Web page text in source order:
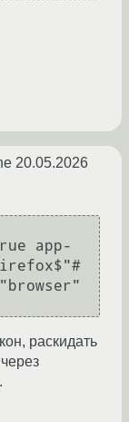
20.05.2026
раскидать